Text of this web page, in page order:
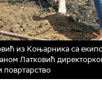
из Коњарника са
Латковић
повртарство